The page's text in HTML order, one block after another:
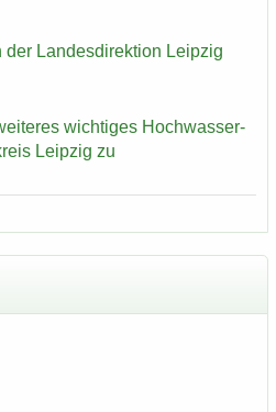
der Lan­des­di­rek­ti­on Leip­zig
wich­ti­ges Hoch­was­ser­
Leip­zig zu